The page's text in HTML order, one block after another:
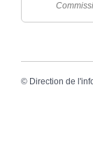
© Direction de